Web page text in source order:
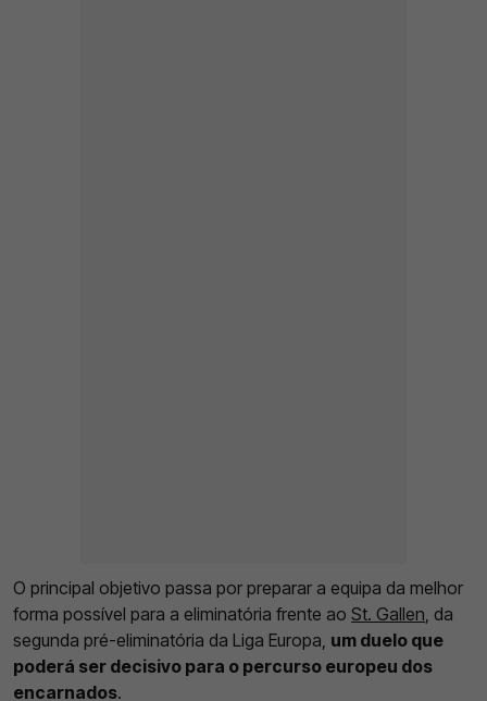
O principal objetivo passa por preparar a equipa da melhor
forma possível para a eliminatória frente ao St. Gallen, da
segunda pré-eliminatória da Liga Europa, um duelo que
poderá ser decisivo para o percurso europeu dos
encarnados.